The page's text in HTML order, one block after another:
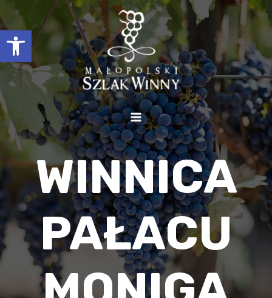
Otwórz pasek narzędzi
WINNICA
PAŁACU